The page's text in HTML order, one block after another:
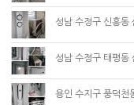
성남 수정구 신흥동
성남 수정구 태평동
용인 수지구 풍덕천